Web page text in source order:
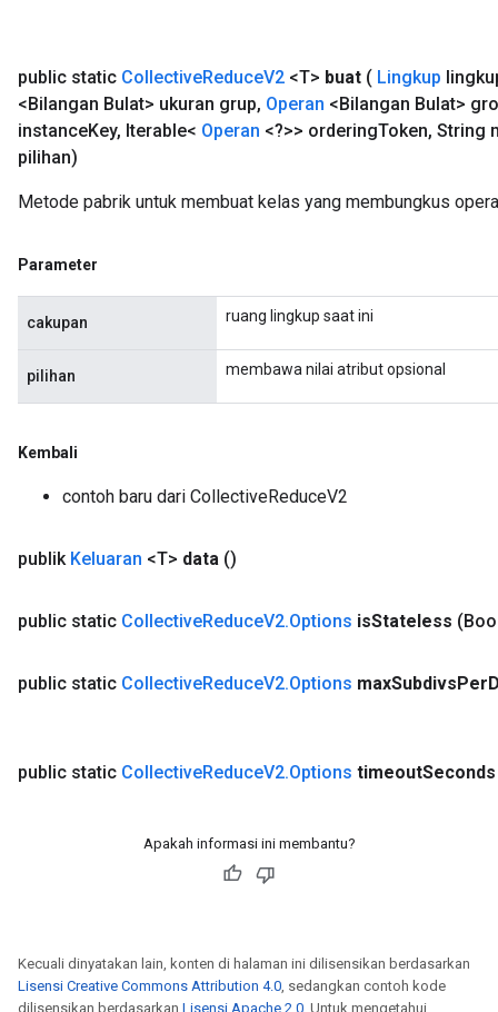
public static CollectiveReduceV2 <T> buat ( Lingkup
<Bilangan Bulat> ukuran grup, Operan <Bilangan Bulat>
instanceKey, Iterable< Operan <?>> orderingToken, String
pilihan)
Metode pabrik untuk membuat kelas yang membungkus
Parameter
cakupan ruang lingkup saat ini
pilihan membawa nilai atribut opsional
Kembali
contoh baru dari CollectiveReduceV2
publik Keluaran <T> data ()
public static CollectiveReduceV2.Options isStateless
public static CollectiveReduceV2.Options maxSubdivsPer
public static CollectiveReduceV2.Options timeoutSeconds
Apakah informasi ini membantu?
Kecuali dinyatakan lain, konten di halaman ini dilisensikan berdasarkan
Lisensi Creative Commons Attribution 4.0, sedangkan contoh kode
dilisensikan berdasarkan Lisensi Apache 2.0 . Untuk mengetahui